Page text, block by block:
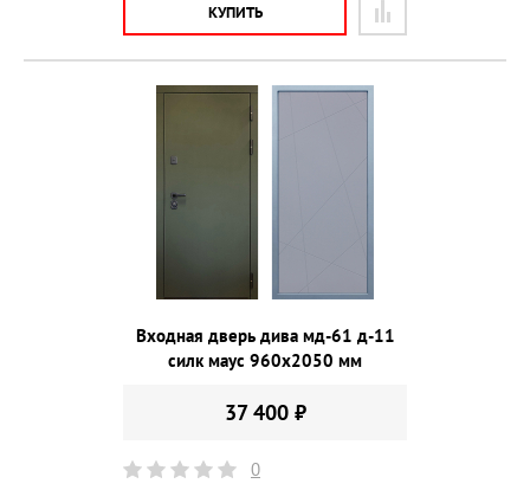
КУПИТЬ
Входная дверь дива мд-61 д-11
силк маус 960х2050 мм
37 400 ₽
0